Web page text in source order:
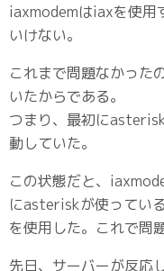
iaxmodemはiaxを使用
いけない。
これまで問題なかった
いたからである。
つまり、最初に
動していた。
この状態だと、
にasteriskが使ってい
を使用した。これで問
先日、サーバーが反応